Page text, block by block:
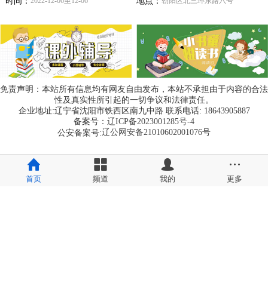
免责声明：本站所有信息均有网友自由发布，本站不承担由于内容的合法
性及真实性所引起的一切争议和法律责任。
企业地址:辽宁省沈阳市铁西区南九中路 联系电话: 18643905887
备案号： 辽ICP备2023001285号-4
公安备案号:辽公网安备21010602001076号
首页 频道 我的 更多